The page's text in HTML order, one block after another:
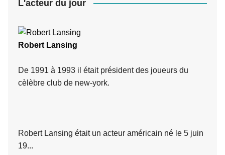
L'acteur du jour
Robert Lansing
De 1991 à 1993 il était président des joueurs du
cèlèbre club de new-york.
Robert Lansing était un acteur américain né le 5 juin
19...